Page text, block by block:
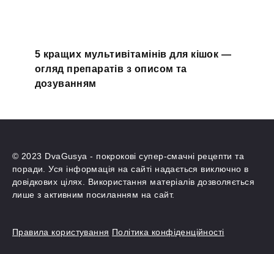
5 кращих мультивітамінів для кішок —
огляд препаратів з описом та
дозуванням
© 2023 DvaGusya - покрокові супер-смачні рецепти та
поради. Уся інформація на сайті надається виключно в
довідкових цілях. Використання матеріалів дозволяється
лише з активним посиланням на сайт.
Правила користування Політика конфіденційності